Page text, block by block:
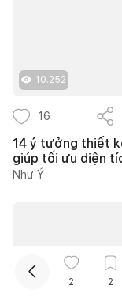
10.252
16
14 ý tưởng thiết
giúp tối ưu diện
Như Ý
2 2